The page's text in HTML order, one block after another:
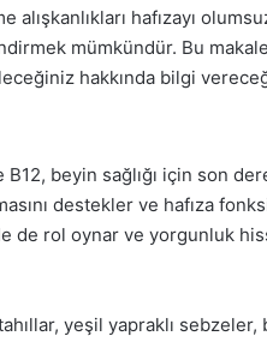
alışkanlıkları hafızayı
mümkündür. Bu
hakkında bilgi
beyin sağlığı için son
destekler ve hafıza
de rol oynar ve yorgunluk
yeşil yapraklı